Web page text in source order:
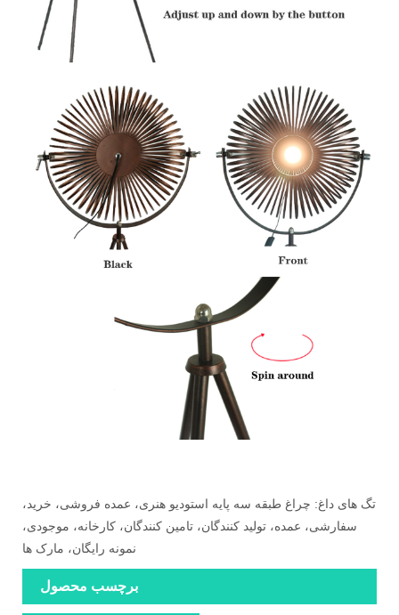
تگ های داغ: چراغ طبقه سه پایه استودیو هنری، عمده فروشی، خرید،
سفارشی، عمده، تولید کنندگان، تامین کنندگان، کارخانه، موجودی،
نمونه رایگان، مارک ها
برچسب محصول